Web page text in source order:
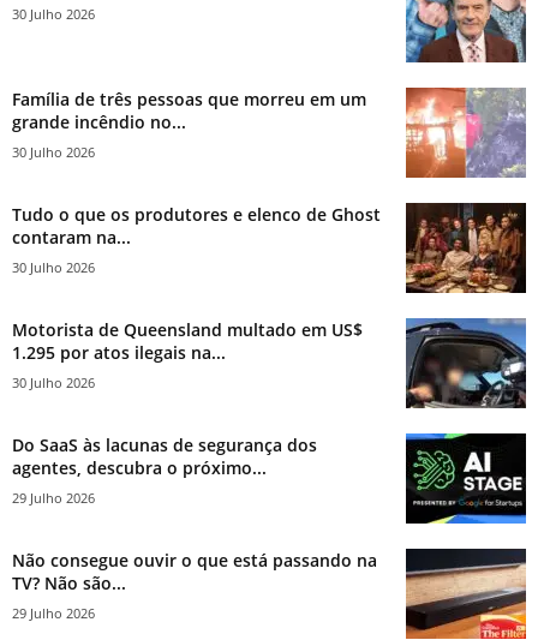
30 Julho 2026
Família de três pessoas que morreu em um
grande incêndio no...
30 Julho 2026
Tudo o que os produtores e elenco de Ghost
contaram na...
30 Julho 2026
Motorista de Queensland multado em US$
1.295 por atos ilegais na...
30 Julho 2026
Do SaaS às lacunas de segurança dos
agentes, descubra o próximo...
29 Julho 2026
Não consegue ouvir o que está passando na
TV? Não são...
29 Julho 2026